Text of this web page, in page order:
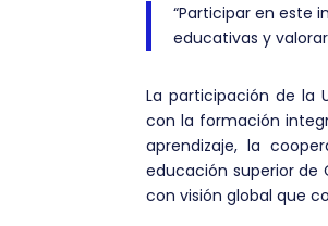
“Participar en este
educativas y
La participación de la
con la formación
aprendizaje, la
educación superior de
con visión global que